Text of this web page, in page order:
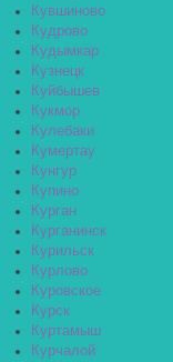
Кувшиново
Кудрово
Кудымкар
Кузнецк
Куйбышев
Кукмор
Кулебаки
Кумертау
Кунгур
Купино
Курган
Курганинск
Курильск
Курлово
Куровское
Курск
Куртамыш
Курчалой